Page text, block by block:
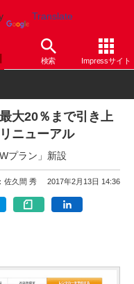
Translate
検索 Impressサイト
大20％まで引き上
ニューアル
プラン」新設
佐久間 秀 2017年2月13日 14:36